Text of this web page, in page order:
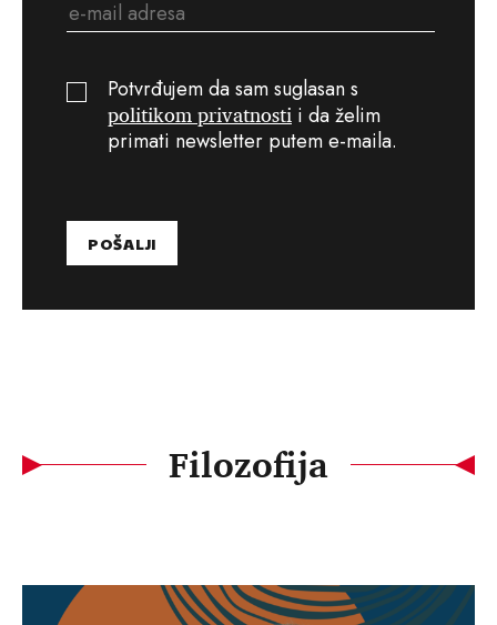
Potvrđujem da sam suglasan s
politikom privatnosti i da želim
primati newsletter putem e-maila.
Filozofija